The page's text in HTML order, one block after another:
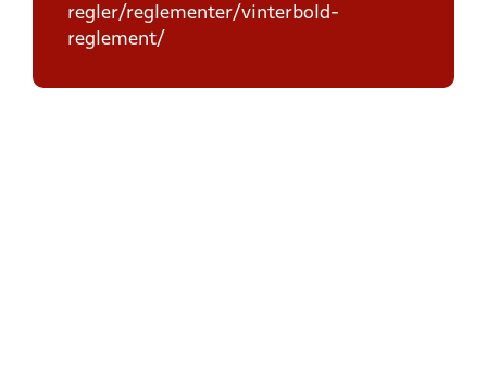
regler/reglementer/vinterbold-
reglement/